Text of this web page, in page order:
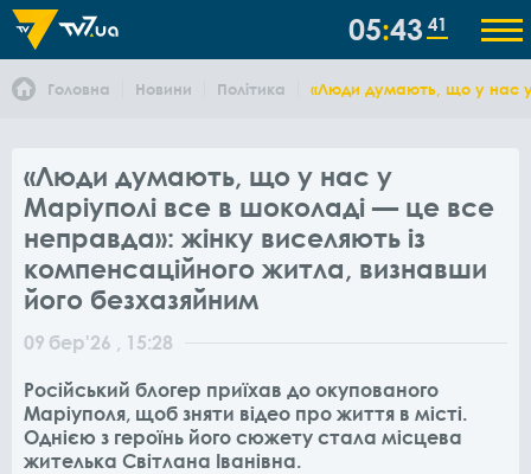
05 43 41
Головна Новини Політика «Люди думають, що у нас у
«Люди думають, що у нас у
Маріуполі все в шоколаді — це все
неправда»: жінку виселяють із
компенсаційного житла, визнавши
його безхазяйним
09 бер'26 , 15:28
Російський блогер приїхав до окупованого
Маріуполя, щоб зняти відео про життя в місті.
Однією з героїнь його сюжету стала місцева
жителька Світлана Іванівна.